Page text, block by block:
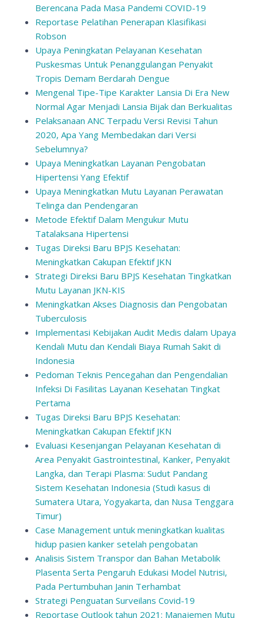
Berencana Pada Masa Pandemi COVID-19
Reportase Pelatihan Penerapan Klasifikasi
Robson
Upaya Peningkatan Pelayanan Kesehatan
Puskesmas Untuk Penanggulangan Penyakit
Tropis Demam Berdarah Dengue
Mengenal Tipe-Tipe Karakter Lansia Di Era New
Normal Agar Menjadi Lansia Bijak dan Berkualitas
Pelaksanaan ANC Terpadu Versi Revisi Tahun
2020, Apa Yang Membedakan dari Versi
Sebelumnya?
Upaya Meningkatkan Layanan Pengobatan
Hipertensi Yang Efektif
Upaya Meningkatkan Mutu Layanan Perawatan
Telinga dan Pendengaran
Metode Efektif Dalam Mengukur Mutu
Tatalaksana Hipertensi
Tugas Direksi Baru BPJS Kesehatan:
Meningkatkan Cakupan Efektif JKN
Strategi Direksi Baru BPJS Kesehatan Tingkatkan
Mutu Layanan JKN-KIS
Meningkatkan Akses Diagnosis dan Pengobatan
Tuberculosis
Implementasi Kebijakan Audit Medis dalam Upaya
Kendali Mutu dan Kendali Biaya Rumah Sakit di
Indonesia
Pedoman Teknis Pencegahan dan Pengendalian
Infeksi Di Fasilitas Layanan Kesehatan Tingkat
Pertama
Tugas Direksi Baru BPJS Kesehatan:
Meningkatkan Cakupan Efektif JKN
Evaluasi Kesenjangan Pelayanan Kesehatan di
Area Penyakit Gastrointestinal, Kanker, Penyakit
Langka, dan Terapi Plasma: Sudut Pandang
Sistem Kesehatan Indonesia (Studi kasus di
Sumatera Utara, Yogyakarta, dan Nusa Tenggara
Timur)
Case Management untuk meningkatkan kualitas
hidup pasien kanker setelah pengobatan
Analisis Sistem Transpor dan Bahan Metabolik
Plasenta Serta Pengaruh Edukasi Model Nutrisi,
Pada Pertumbuhan Janin Terhambat
Strategi Penguatan Surveilans Covid-19
Reportase Outlook tahun 2021: Manajemen Mutu